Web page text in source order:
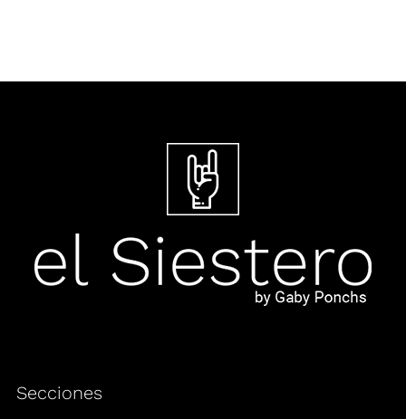
Secciones